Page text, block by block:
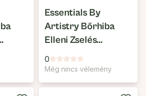
Essentials By
Artistry Bőrhiba
Elleni Zselés
Bőrápoló
0
Még nincs vélemény